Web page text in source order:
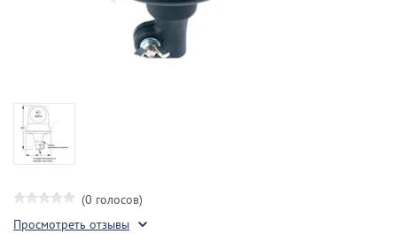
(0 голосов)
Просмотреть отзывы